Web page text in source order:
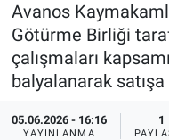
Avanos
Götürme Birliği
çalışmaları
balyalanarak satışa
05.06.2026 - 16:16
YAYINLANMA
1
Sağlık
Yerel
Genel
İlan - Duyuru-
Türkiye Gündemi
Sizden Gelenler
İlan - Duyuru-
Türkiye Gündemi
Sizden Gelenler